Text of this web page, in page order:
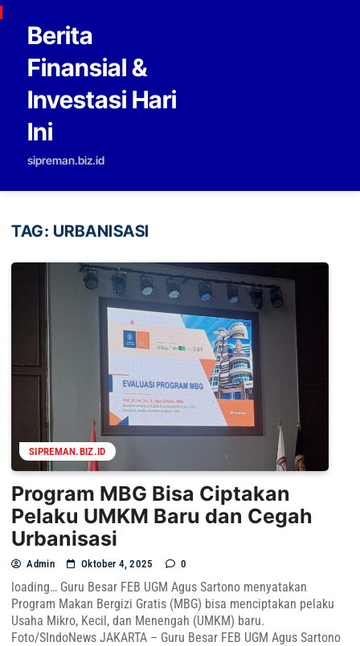
Skip to content
Berita
Finansial &
Investasi Hari
Ini
sipreman.biz.id
TAG: URBANISASI
SIPREMAN.BIZ.ID
Program MBG Bisa Ciptakan
Pelaku UMKM Baru dan Cegah
Urbanisasi
Admin Oktober 4, 2025 0
loading… Guru Besar FEB UGM Agus Sartono menyatakan
Program Makan Bergizi Gratis (MBG) bisa menciptakan pelaku
Usaha Mikro, Kecil, dan Menengah (UMKM) baru.
Foto/SIndoNews JAKARTA – Guru Besar FEB UGM Agus Sartono